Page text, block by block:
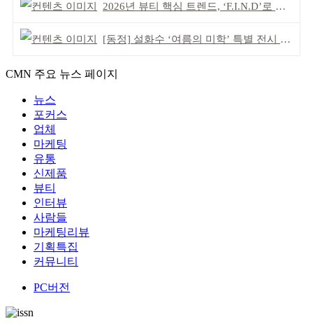
2026년 뷰티 핵심 트렌드, ‘F.I.N.D’로 읽는다
[동정] 설화수 ‘여름의 미학’ 특별 전시 개최
CMN 주요 뉴스 페이지
뉴스
포커스
업체
마케팅
유통
신제품
뷰티
인터뷰
사람들
마케팅리뷰
기획특집
커뮤니티
PC버전